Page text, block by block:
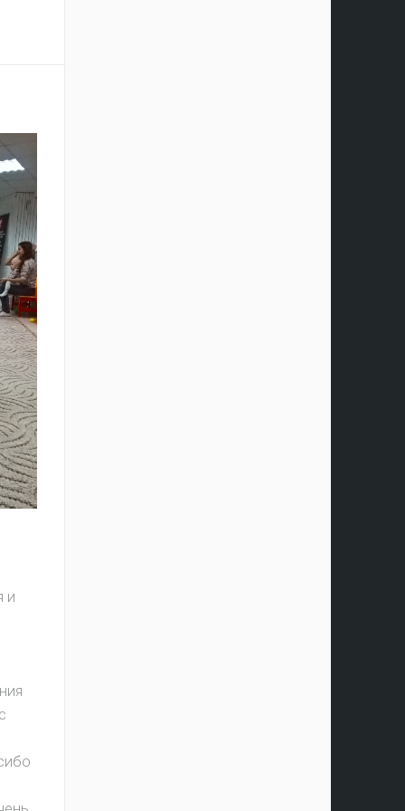
- ВЫИГРАЙ ПРИЗ!
ночник!
"Живу как в сказке"
и